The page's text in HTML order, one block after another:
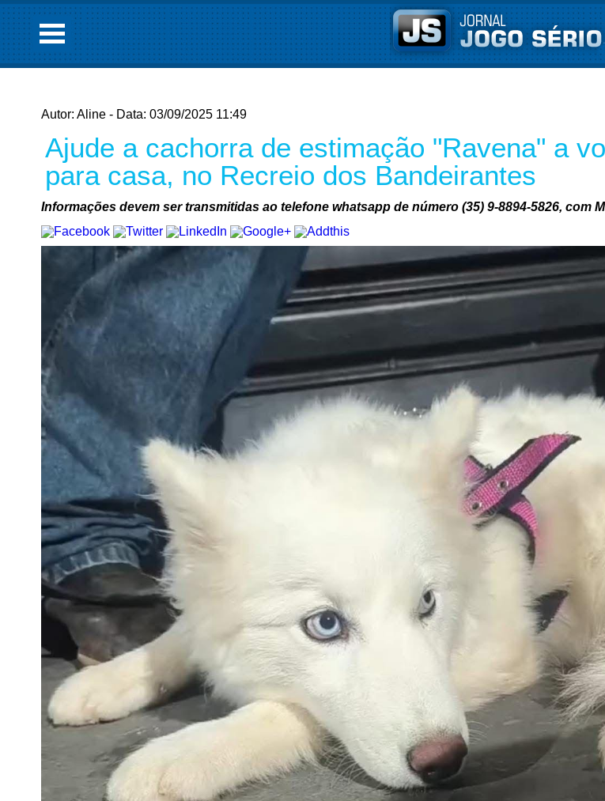
Autor: Aline - Data: 03/09/2025 11:49
Ajude a cachorra de estimação "Ravena" a
para casa, no Recreio dos Bandeirantes
Informações devem ser transmitidas ao telefone whatsapp de número (35) 9-8894-5826, com